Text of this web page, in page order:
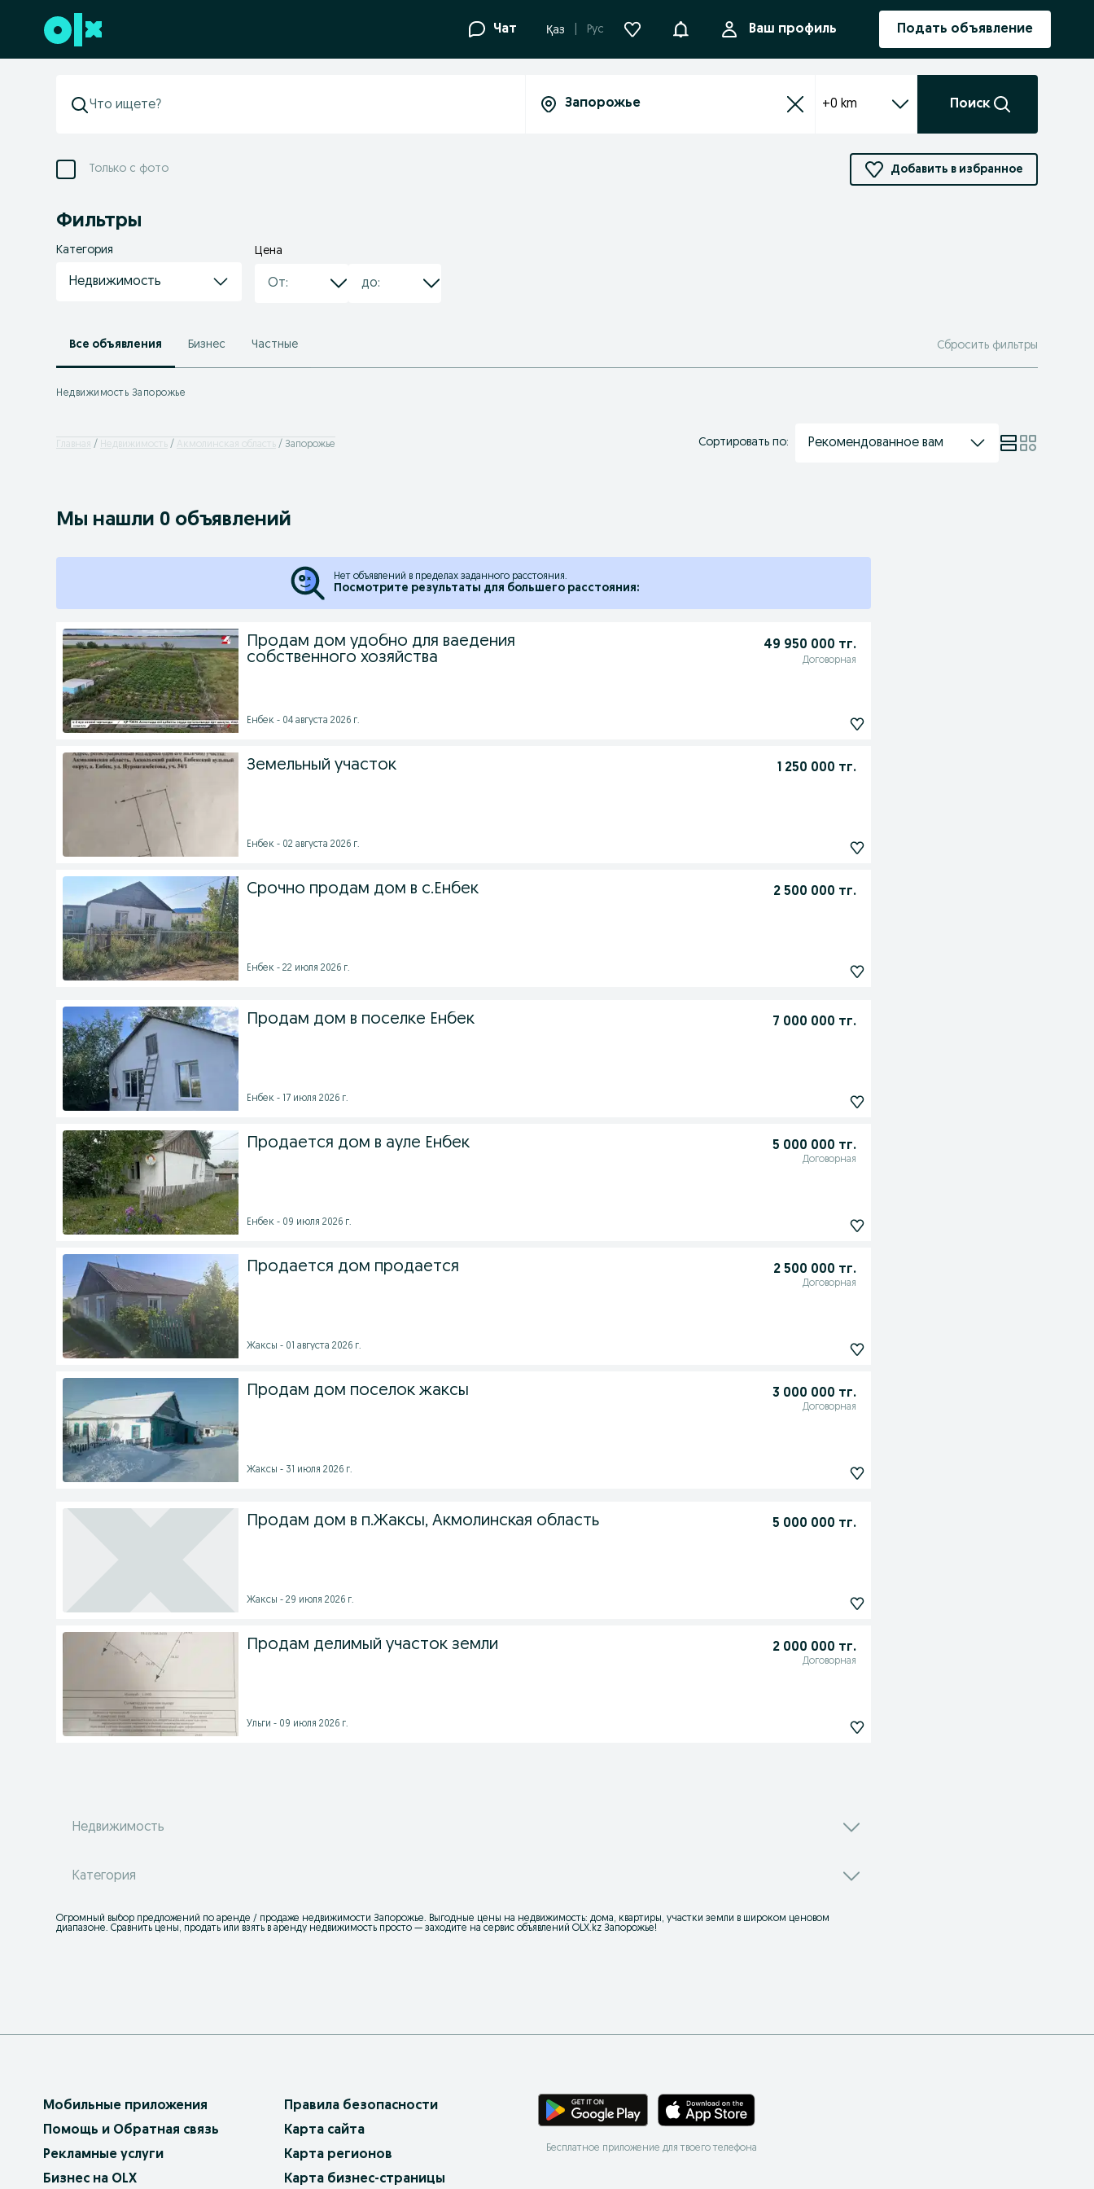
Перейти к нижнему колонтитулу Чат Қаз Рус УведомленияВаш профиль Подать объявление
+0 km Поиск
Только с фото Добавить в избранное
Фильтры
Категория
Недвижимость
Цена
Все объявления Бизнес Частные Сбросить фильтры
Недвижимость Запорожье
Главная Недвижимость Акмолинская область Запорожье Сортировать по: Рекомендованное вам
Мы нашли 0 объявлений
Нет объявлений в пределах заданного расстояния.
Посмотрите результаты для большего расстояния:
Продам дом удобно для ваедения
собственного хозяйства
49 950 000 тг.
Договорная
Енбек - 04 августа 2026 г.
Земельный участок 1 250 000 тг.
Енбек - 02 августа 2026 г.
Срочно продам дом в с.Енбек 2 500 000 тг.
Енбек - 22 июля 2026 г.
Продам дом в поселке Енбек 7 000 000 тг.
Енбек - 17 июля 2026 г.
Продается дом в ауле Енбек 5 000 000 тг.
Договорная
Енбек - 09 июля 2026 г.
Продается дом продается 2 500 000 тг.
Договорная
Жаксы - 01 августа 2026 г.
Продам дом поселок жаксы 3 000 000 тг.
Договорная
Жаксы - 31 июля 2026 г.
Продам дом в п.Жаксы, Акмолинская область 5 000 000 тг.
Жаксы - 29 июля 2026 г.
Продам делимый участок земли 2 000 000 тг.
Договорная
Ульги - 09 июля 2026 г.
Недвижимость
Категория
Огромный выбор предложений по аренде / продаже недвижимости Запорожье. Выгодные цены на недвижимость: дома, квартиры, участки земли в широком ценовом
диапазоне. Сравнить цены, продать или взять в аренду недвижимость просто — заходите на сервис объявлений OLX.kz Запорожье!
Мобильные приложения
Помощь и Обратная связь
Рекламные услуги
Бизнес на OLX
Правила безопасности
Карта сайта
Карта регионов
Карта бизнес-страницы
Бесплатное приложение для твоего телефона